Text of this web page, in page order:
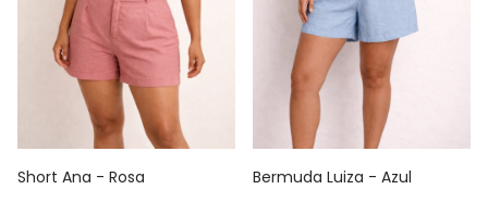
Short Ana - Rosa Bermuda Luiza - Azul